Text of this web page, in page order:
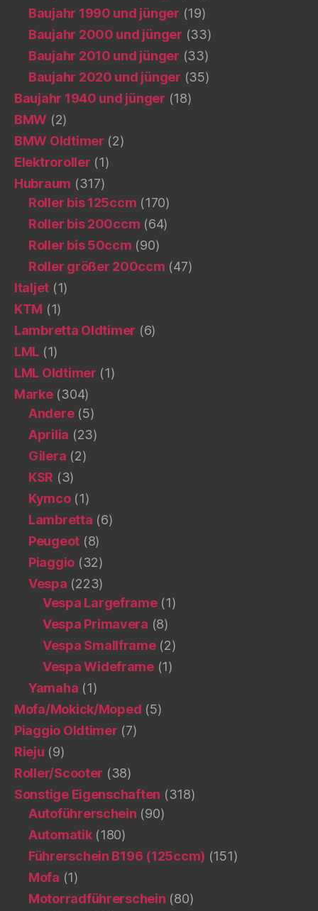
Baujahr 1990 und jünger (19)
Baujahr 2000 und jünger (33)
Baujahr 2010 und jünger (33)
Baujahr 2020 und jünger (35)
Baujahr 1940 und jünger (18)
BMW (2)
BMW Oldtimer (2)
Elektroroller (1)
Hubraum (317)
Roller bis 125ccm (170)
Roller bis 200ccm (64)
Roller bis 50ccm (90)
Roller größer 200ccm (47)
Italjet (1)
KTM (1)
Lambretta Oldtimer (6)
LML (1)
LML Oldtimer (1)
Marke(304)
Andere(5)
Aprilia (23)
Gilera (2)
KSR (3)
Kymco(1)
Lambretta (6)
Peugeot (8)
Piaggio (32)
Vespa (223)
Vespa Largeframe(1)
Vespa Primavera (8)
Vespa Smallframe(2)
Vespa Wideframe(1)
Yamaha (1)
Mofa/Mokick/Moped (5)
Piaggio Oldtimer (7)
Rieju (9)
Roller/Scooter (38)
Sonstige Eigenschaften (318)
Autoführerschein (90)
Automatik(180)
Führerschein B196 (125ccm) (151)
Mofa (1)
Motorradführerschein (80)